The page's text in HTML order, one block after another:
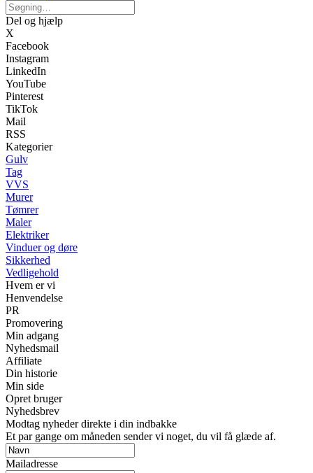
Del og hjælp
X
Facebook
Instagram
LinkedIn
YouTube
Pinterest
TikTok
Mail
RSS
Kategorier
Gulv
Tag
VVS
Murer
Tømrer
Maler
Elektriker
Vinduer og døre
Sikkerhed
Vedligehold
Hvem er vi
Henvendelse
PR
Promovering
Min adgang
Nyhedsmail
Affiliate
Din historie
Min side
Opret bruger
Nyhedsbrev
Modtag nyheder direkte i din indbakke
Et par gange om måneden sender vi noget, du vil få glæde af.
Mailadresse